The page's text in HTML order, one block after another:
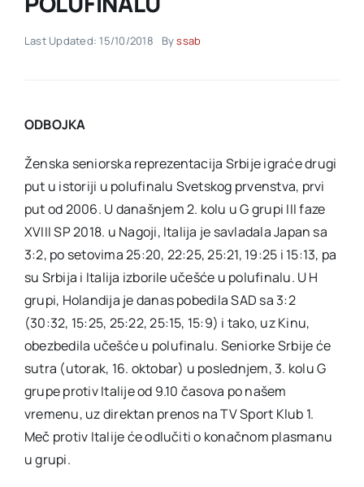
Akti SSAB
Last Updated: 15/10/2018 Byssab
ODBOJKA
Ženska seniorska reprezentacija Srbije igraće drugi
put u istoriji u polufinalu Svetskog prvenstva, prvi
put od 2006. U današnjem 2. kolu u G grupi III faze
XVIII SP 2018. u Nagoji, Italija je savladala Japan sa
3:2, po setovima 25:20, 22:25, 25:21, 19:25 i 15:13, pa
su Srbija i Italija izborile učešće u polufinalu. U H
grupi, Holandija je danas pobedila SAD sa 3:2
(30:32, 15:25, 25:22, 25:15, 15:9) i tako, uz Kinu,
obezbedila učešće u polufinalu. Seniorke Srbije će
sutra (utorak, 16. oktobar) u poslednjem, 3. kolu G
grupe protiv Italije od 9.10 časova po našem
vremenu, uz direktan prenos na TV Sport Klub 1.
Meč protiv Italije će odlučiti o konačnom plasmanu
u grupi.